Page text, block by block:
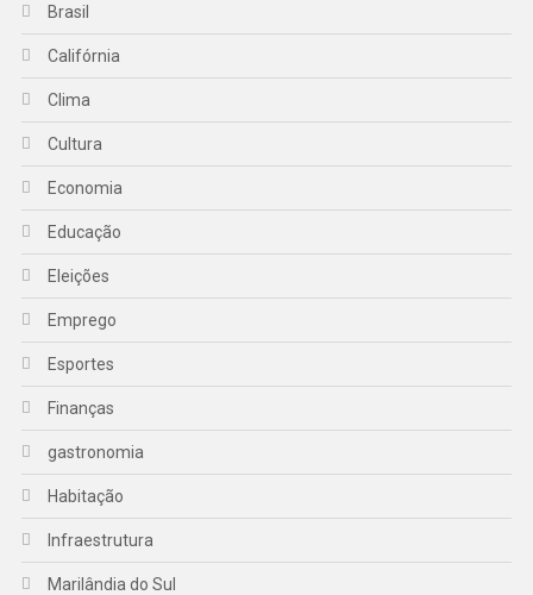
Brasil
Califórnia
Clima
Cultura
Economia
Educação
Eleições
Emprego
Esportes
Finanças
gastronomia
Habitação
Infraestrutura
Marilândia do Sul